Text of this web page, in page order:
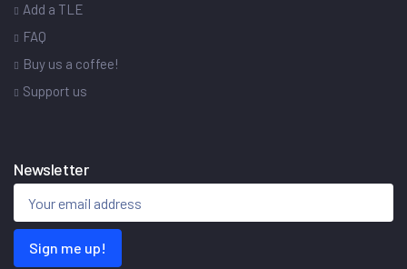
Add a TLE
FAQ
Buy us a coffee!
Support us
Newsletter
Sign me up!